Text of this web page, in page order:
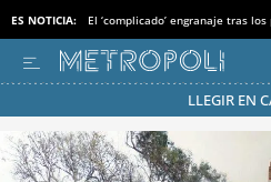
ES NOTICIA: El ‘complicado’ engranaje tras
LLEGIR EN
Pásate al MODO